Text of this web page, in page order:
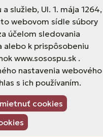
služieb, Ul. 1. mája 1264,
webovom sídle súbory
účelom sledovania
alebo k prispôsobeniu
www.sosospu.sk .
nastavenia webového
s ich používaním.
cookies